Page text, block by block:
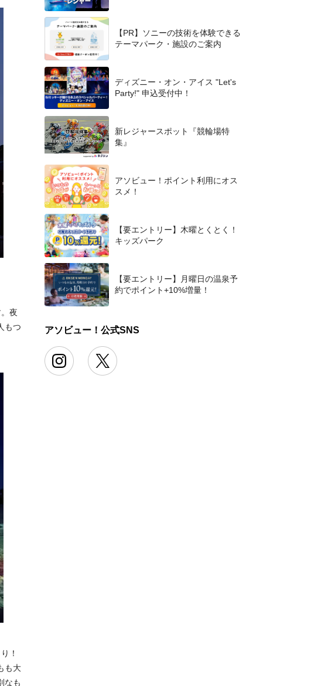
夜
もつ
！
も大
なも
【PR】ソニーの技術を体験できる
テーマパーク・施設のご案内
ディズニー・オン・アイス "Let's
Party!" 申込受付中！
新レジャースポット『競輪場特
集』
アソビュー！ポイント利用にオス
スメ！
【要エントリー】木曜とくとく！
キッズパーク
【要エントリー】月曜日の温泉予
約でポイント+10%増量！
アソビュー！公式SNS